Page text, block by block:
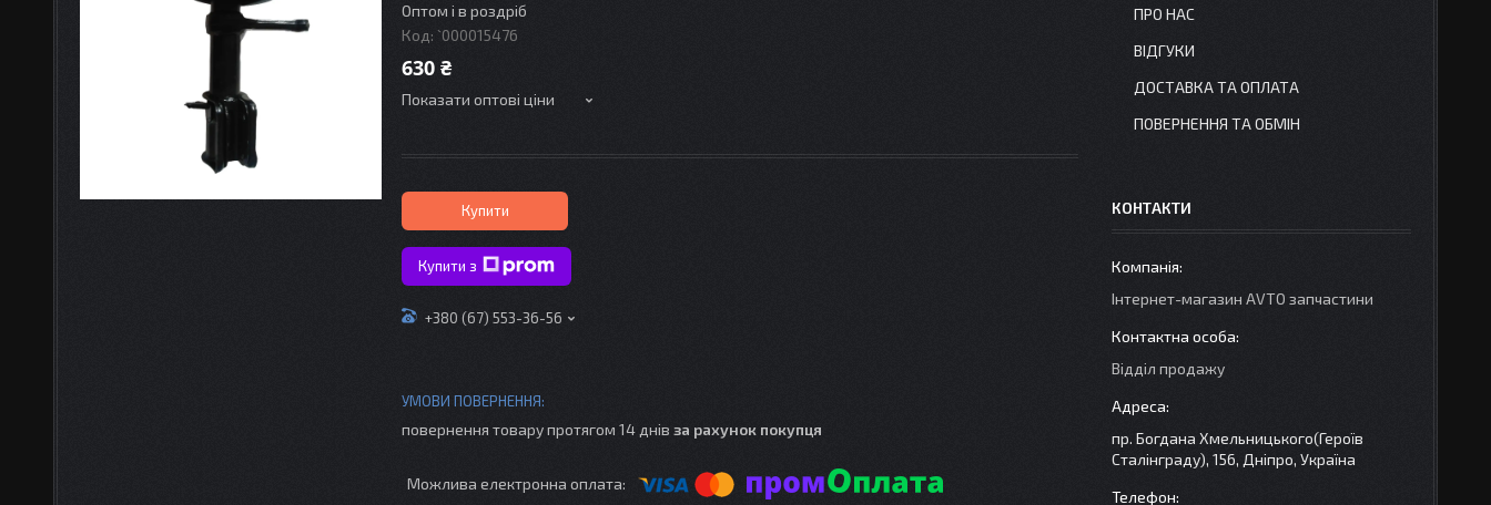
Оптом і в роздріб
Код: `000015476
630 ₴
Показати оптові ціни
Купити
Купити з
+380 (67) 553-36-56
повернення товару протягом 14 днів за рахунок покупця
ПРО НАС
ВІДГУКИ
ДОСТАВКА ТА ОПЛАТА
ПОВЕРНЕННЯ ТА ОБМІН
КОНТАКТИ
Інтернет-магазин AVTO запчастини
Відділ продажу
пр. Богдана Хмельницького(Героїв
Сталінграду), 156, Дніпро, Україна